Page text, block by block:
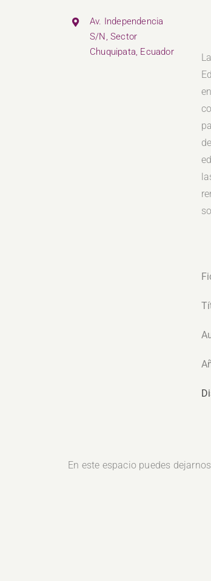
Av. Independencia
S/N, Sector
Chuquipata, Ecuador
En este espacio puedes